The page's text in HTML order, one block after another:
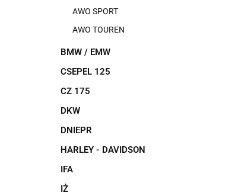
AWO SPORT
AWO TOUREN
BMW / EMW
CSEPEL 125
CZ 175
DKW
DNIEPR
HARLEY - DAVIDSON
IFA
IŻ